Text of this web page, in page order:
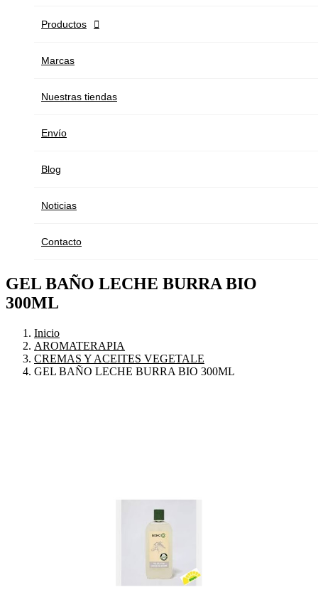
Productos 
Marcas
Nuestras tiendas
Envío
Blog
Noticias
Contacto
GEL BAÑO LECHE BURRA BIO
300ML
Inicio
AROMATERAPIA
CREMAS Y ACEITES VEGETALE
GEL BAÑO LECHE BURRA BIO 300ML